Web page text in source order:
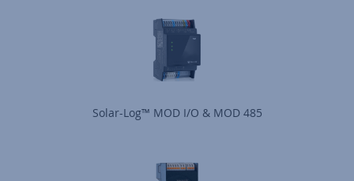
Solar-Log™ MOD I/O & MOD 485